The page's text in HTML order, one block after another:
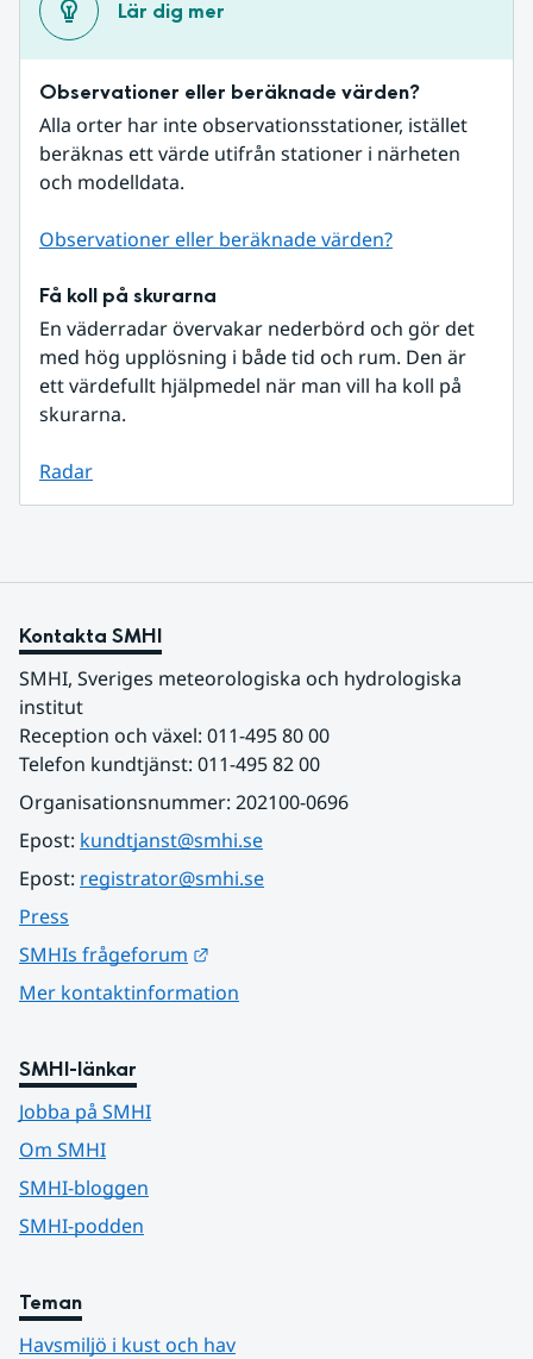
Lär dig mer
Observationer eller beräknade värden?
Alla orter har inte observationsstationer, istället
beräknas ett värde utifrån stationer i närheten
och modelldata.
Observationer eller beräknade värden?
Få koll på skurarna
En väderradar övervakar nederbörd och gör det
med hög upplösning i både tid och rum. Den är
ett värdefullt hjälpmedel när man vill ha koll på
skurarna.
Radar
Kontakta SMHI
SMHI, Sveriges meteorologiska och hydrologiska
institut
Reception och växel: 011-495 80 00
Telefon kundtjänst: 011-495 82 00
Organisationsnummer: 202100-0696
Epost: kundtjanst@smhi.se
Epost: registrator@smhi.se
Press
SMHIs frågeforum
Mer kontaktinformation
SMHI-länkar
Jobba på SMHI
Om SMHI
SMHI-bloggen
SMHI-podden
Teman
Havsmiljö i kust och hav